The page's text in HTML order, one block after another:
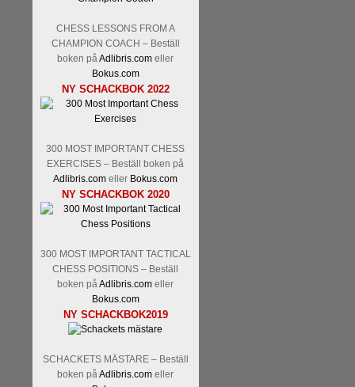
CHESS LESSONS FROM A
CHAMPION COACH – Beställ
boken påAdlibris.com eller
Bokus.com
NY SCHACKBOK 2022
300 MOST IMPORTANT CHESS
EXERCISES – Beställ boken på
Adlibris.com eller Bokus.com
NY SCHACKBOK 2020
300 MOST IMPORTANT TACTICAL
CHESS POSITIONS – Beställ
boken påAdlibris.com eller
Bokus.com
NY SCHACKBOK2019
SCHACKETS MÄSTARE – Beställ
boken påAdlibris.com eller